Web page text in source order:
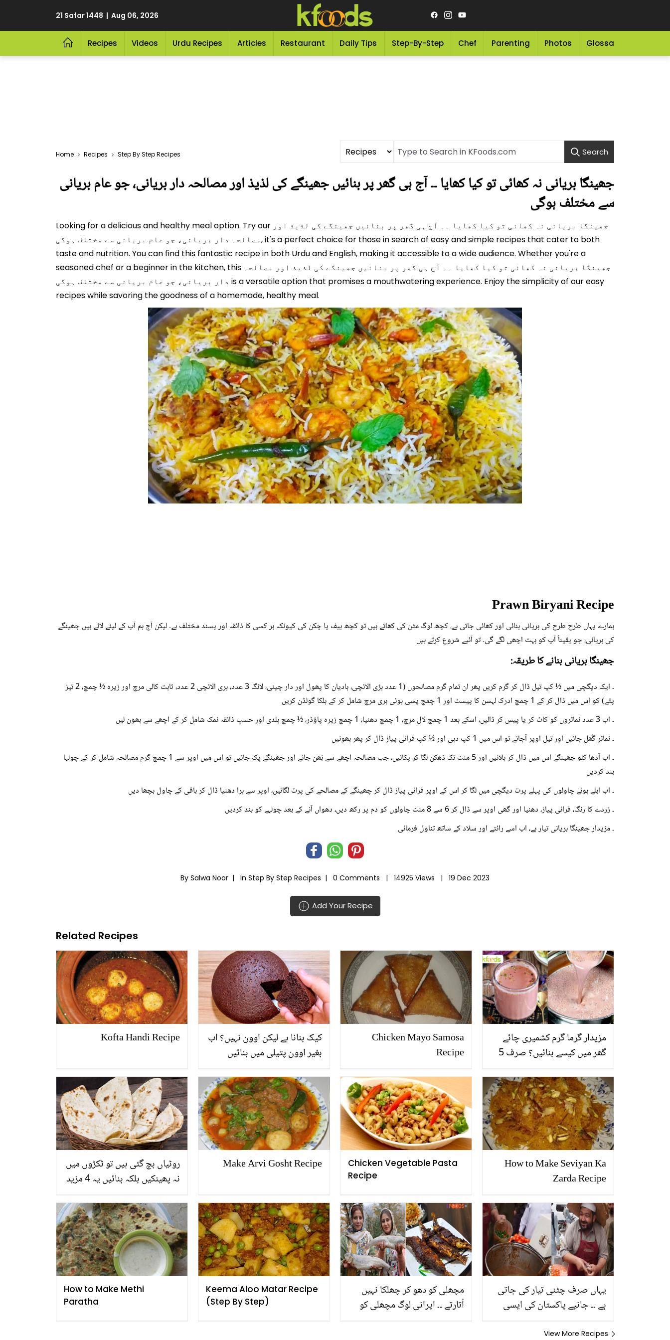
21 Safar 1448 | Aug 06, 2026
Recipes Videos Urdu Recipes Articles Restaurant Daily Tips Step-By-Step Chef Parenting Photos Glossary
Home Recipes Step By Step Recipes Search
جھینگا بریانی نہ کھائی تو کیا کھایا ۔۔ آج ہی گھر پر بنائیں جھینگے کی لذیذ اور مصالحہ دار بریانی، جو عام بریانی
سے مختلف ہوگی
Looking for a delicious and healthy meal option. Try our جھینگا بریانی نہ کھائی تو کیا کھایا ۔۔ آج ہی گھر پر بنائیں جھینگے کی لذیذ اور
مصالحہ دار بریانی، جو عام بریانی سے مختلف ہوگی, it's a perfect choice for those in search of easy and simple recipes that cater to both
taste and nutrition. You can find this fantastic recipe in both Urdu and English, making it accessible to a wide audience. Whether you're a
seasoned chef or a beginner in the kitchen, this جھینگا بریانی نہ کھائی تو کیا کھایا ۔۔ آج ہی گھر پر بنائیں جھینگے کی لذیذ اور مصالحہ
دار بریانی، جو عام بریانی سے مختلف ہوگی is a versatile option that promises a mouthwatering experience. Enjoy the simplicity of our easy
recipes while savoring the goodness of a homemade, healthy meal.
Prawn Biryani Recipe
ہمارے یہاں طرح طرح کی بریانی بنائی اور کھائی جاتی ہے، کچھ لوگ مٹن کی کھاتے ہیں تو کچھ بیف یا چکن کی کیونکہ ہر کسی کا ذائقہ اور پسند مختلف ہے۔ لیکن آج ہم آپ کے لیئے لائے ہیں جھینگے
کی بریانی، جو یقیناً آپ کو بہت اچھی لگے گی۔ تو آئیے شروع کرتے ہیں
جھینگا بریانی بنانے کا طریقہ:
۔ ایک دیگچی میں ½ کپ تیل ڈال کر گرم کریں پھر ان تمام گرم مصالحوں (1 عدد بڑی الائچی، بادیان کا پھول اور دار چینی، لانگ 3 عدد، ہری الائچی 2 عدد، ثابت کالی مرچ اور زیرہ ½ چمچ، 2 تیز
پتّے) کو اس میں ڈال کر کے 1 چمچ ادرک لہسن کا پیسٹ اور 1 چمچ پسی ہوئی ہری مرچ شامل کر کے ہلکا گولڈن کریں
۔ اب 3 عدد ٹماٹروں کو کاٹ کر یا پیس کر ڈالیں، اسکے بعد 1 چمچ لال مرچ، 1 چمچ دھنیا، 1 چمچ زیرہ پاؤڈر، ½ چمچ ہلدی اور حسبِ ذائقہ نمک شامل کر کے اچھے سے بھون لیں
۔ ٹماٹر گُھل جائیں اور تیل اوپر آجائے تو اس میں 1 کپ دہی اور ½ کپ فرائی پیاز ڈال کر پھر بھونیں
۔ اب آدھا کلو جھینگے اس میں ڈال کر ہلائیں اور 5 منٹ تک ڈھکن لگا کر پکائیں، جب مصالحہ اچھے سے بُھن جائے اور جھینگے پک جائیں تو اس میں اوپر سے 1 چمچ گرم مصالحہ شامل کر کے چولہا
بند کردیں
۔ اب ابلے ہوئے چاولوں کی پہلے پرت دیگچی میں لگا کر اس کے اوپر فرائی پیاز ڈال کر چھینگے کے مصالحے کی پرت لگائیں، اوپر سے ہرا دھنیا ڈال کر باقی کے چاول بچھا دیں
۔ زردے کا رنگ، فرائی پیاز، دھنیا اور گھی اوپر سے ڈال کر 6 سے 8 منٹ چاولوں کو دم پر رکھ دیں، دھواں آنے کے بعد چولہے کو بند کردیں
۔ مزیدار جھینگا بریانی تیار ہے، اب اسے رائتے اور سلاد کے ساتھ تناول فرمائی
By Salwa Noor | In Step By Step Recipes | 0 Comments | 14925 Views | 19 Dec 2023
Add Your Recipe
Related Recipes
Kofta Handi Recipe
کیک بنانا ہے لیکن اوون نہیں؟ اب
بغیر اوون پتیلی میں بنائیں
اور بنانے میں آسان
Chicken Mayo Samosa
Recipe
مزیدار گرما گرم کشمیری چائے
گھر میں کیسے بنائیں؟ صرف 5
کر سب کو حیران کر دیں
روٹیاں بچ گئی ہیں تو ٹکڑوں میں
نہ پھینکیں بلکہ بنائیں یہ 4 مزید
کئے بغیر رہ نہ پائے
Make Arvi Gosht Recipe
Chicken Vegetable Pasta
Recipe
How to Make Seviyan Ka
Zarda Recipe
How to Make Methi
Paratha
Keema Aloo Matar Recipe
(Step By Step)
مچھلی کو دھو کر چھلکا نہیں
اُتارتے ۔۔ ایرانی لوگ مچھلی کو
یہاں صرف چٹنی تیار کی جاتی
ہے ۔۔ جانیے پاکستان کی ایسی
خریدنے کے لیے لوگ لڑ جاتے ہیں
View More Recipes